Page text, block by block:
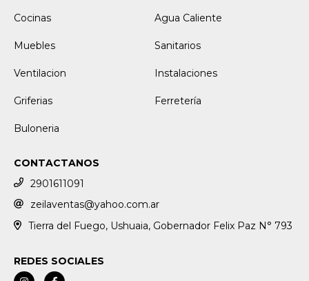
Cocinas Agua Caliente
Muebles Sanitarios
Ventilacion Instalaciones
Griferias Ferretería
Buloneria
CONTACTANOS
2901611091
zeilaventas@yahoo.com.ar
Tierra del Fuego, Ushuaia, Gobernador Felix Paz N° 793
REDES SOCIALES